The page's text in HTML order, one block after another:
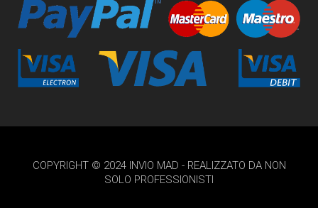
COPYRIGHT © 2024 INVIO MAD - REALIZZATO DA NON
SOLO PROFESSIONISTI